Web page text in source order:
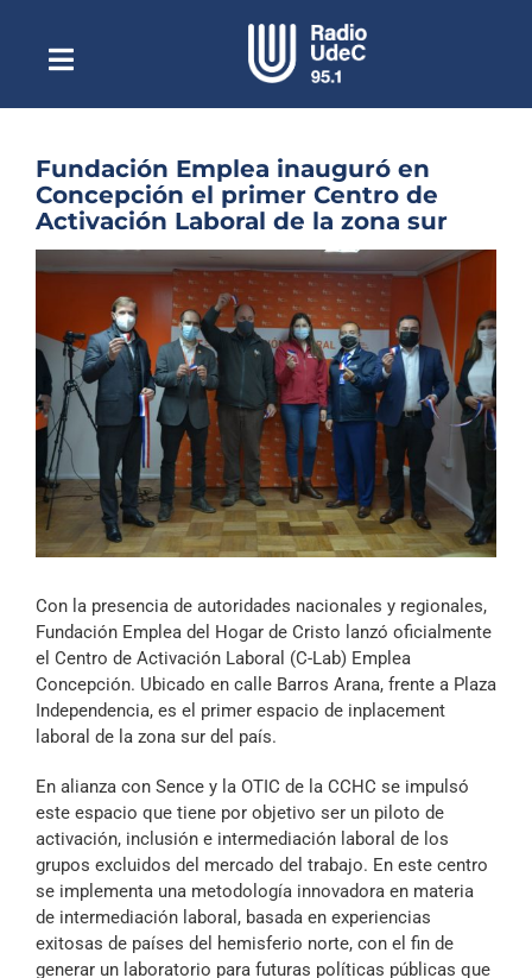
contenidoToggle
NavigationEscuchar Radio UdeC en vivo
Quiénes Somos
Programación
Podcast
Noticias
Reportajes
Columnas
Música Clásica
Especiales
Archivo Sonoro
Fundación Emplea inauguró en
Concepción el primer Centro de
Activación Laboral de la zona sur
grande
Con la presencia de autoridades nacionales y regionales,
Fundación Emplea del Hogar de Cristo lanzó oficialmente
el Centro de Activación Laboral (C-Lab) Emplea
Concepción. Ubicado en calle Barros Arana, frente a Plaza
Independencia, es el primer espacio de inplacement
laboral de la zona sur del país.
En alianza con Sence y la OTIC de la CCHC se impulsó
este espacio que tiene por objetivo ser un piloto de
activación, inclusión e intermediación laboral de los
grupos excluidos del mercado del trabajo. En este centro
se implementa una metodología innovadora en materia
de intermediación laboral, basada en experiencias
exitosas de países del hemisferio norte, con el fin de
generar un laboratorio para futuras políticas públicas que